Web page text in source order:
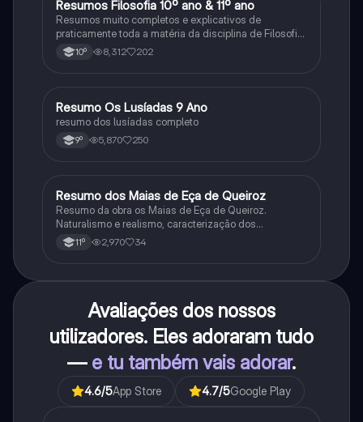
Filosofia
Resumos Filosofia 10º ano & 11º ano
Resumos muito completos e explicativos de
praticamente toda a matéria da disciplina de Filosofia
10º 8,312 202
Português
Resumo Os Lusíadas 9 Ano
resumo dos lusíadas completo
9º 5,870 250
Português
Resumo dos Maias de Eça de Queiroz
Resumo da obra os Maias de Eça de Queiroz.
Naturalismo e realismo, caracterização dos
personagens e contexto histórico.
11º 2,970 34
Avaliações dos nossos
utilizadores. Eles adoraram tudo
— e tu também vais adorar.
4.6/5App Store 4.7/5Google Play